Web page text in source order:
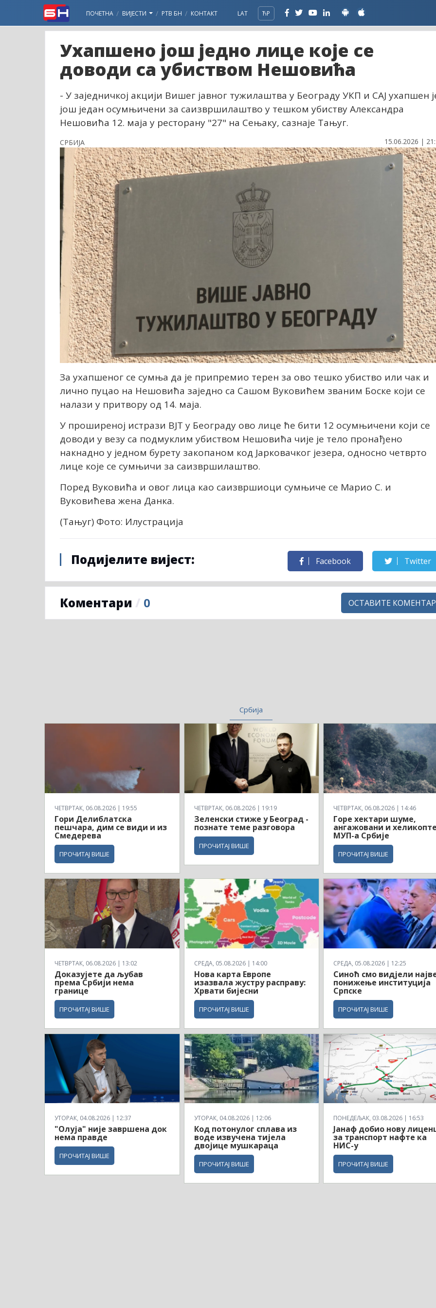
ПОЧЕТНА ВИЈЕСТИ РТВ БН КОНТАКТ LAT ЋР
Ухапшено још једно лице које се
доводи са убиством Нешовића
- У заједничкој акцији Вишег јавног тужилаштва у Београду УКП и САЈ ухапшен
још један осумњичени за саизвршилаштво у тешком убиству Александра
Нешовића 12. маја у ресторану "27" на Сењаку, сазнаје Тањуг.
СРБИЈА 15.06.2026 |
За ухапшеног се сумња да је припремио терен за ово тешко убиство или чак и
лично пуцао на Нешовића заједно са Сашом Вуковићем званим Боске који се
налази у притвору од 14. маја.
У проширеној истрази ВЈТ у Београду ово лице ће бити 12 осумњичени који се
доводи у везу са подмуклим убиством Нешовића чије је тело пронађено
накнадно у једном бурету закопаном код Јарковачког језера, односно четврто
лице које се сумњичи за саизвршилаштво.
Поред Вуковића и овог лица као саизвршиоци сумњиче се Марио С. и
Вуковићева жена Данка.
(Тањуг) Фото: Илустрација
Подијелите вијест: Facebook Twitter
Коментари / 0 ОСТАВИТЕ КОМЕНТАР
Србија
ЧЕТВРТАК, 06.08.2026 | 19:55
Гори Делиблатска
пешчара, дим се види и из
Смедерева
ПРОЧИТАЈ ВИШЕ
ЧЕТВРТАК, 06.08.2026 | 19:19
Зеленски стиже у Београд -
познате теме разговора
ПРОЧИТАЈ ВИШЕ
ЧЕТВРТАК, 06.08.2026 | 14:46
Горе хектари шуме,
ангажовани и
МУП-а Србије
ПРОЧИТАЈ ВИШЕ
ЧЕТВРТАК, 06.08.2026 | 13:02
Доказујете да љубав
према Србији нема
границе
ПРОЧИТАЈ ВИШЕ
СРЕДА, 05.08.2026 | 14:00
Нова карта Европе
изазвала жустру расправу:
Хрвати бијесни
ПРОЧИТАЈ ВИШЕ
СРЕДА, 05.08.2026 | 12:25
Синоћ смо видјели
понижење институција
Српске
ПРОЧИТАЈ ВИШЕ
УТОРАК, 04.08.2026 | 12:37
"Олуја" није завршена док
нема правде
ПРОЧИТАЈ ВИШЕ
УТОРАК, 04.08.2026 | 12:06
Код потонулог сплава из
воде извучена тијела
двојице мушкараца
ПРОЧИТАЈ ВИШЕ
ПОНЕДЕЉАК, 03.08.2026 | 16:53
Јанаф добио нову
за транспорт нафте ка
НИС-у
ПРОЧИТАЈ ВИШЕ